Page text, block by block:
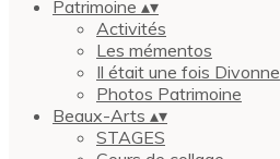
Patrimoine ▴▾
Activités
Les mémentos
Il était une fois Divonne
Photos Patrimoine
Beaux-Arts ▴▾
STAGES